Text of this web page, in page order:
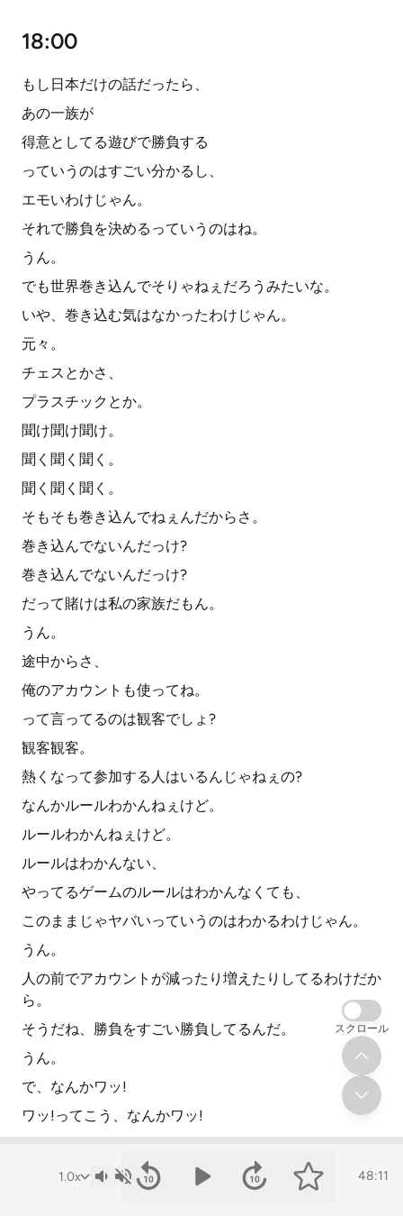
18:00
もし日本だけの話だったら、
あの一族が
得意としてる遊びで勝負する
っていうのはすごい分かるし、
エモいわけじゃん。
それで勝負を決めるっていうのはね。
うん。
でも世界巻き込んでそりゃねぇだろうみたいな。
いや、巻き込む気はなかったわけじゃん。
元々。
チェスとかさ、
プラスチックとか。
聞け聞け聞け。
聞く聞く聞く。
聞く聞く聞く。
そもそも巻き込んでねぇんだからさ。
巻き込んでないんだっけ?
巻き込んでないんだっけ?
だって賭けは私の家族だもん。
うん。
途中からさ、
俺のアカウントも使ってね。
って言ってるのは観客でしょ?
観客観客。
熱くなって参加する人はいるんじゃねぇの?
なんかルールわかんねぇけど。
ルールわかんねぇけど。
ルールはわかんない、
やってるゲームのルールはわかんなくても、
このままじゃヤバいっていうのはわかるわけじゃん。
うん。
人の前でアカウントが減ったり増えたりしてるわけだか
ら。
そうだね、勝負をすごい勝負してるんだ。
うん。
で、なんかワッ!
ワッ!ってこう、なんかワッ!
今ピンチだ!
48:11
スクロール